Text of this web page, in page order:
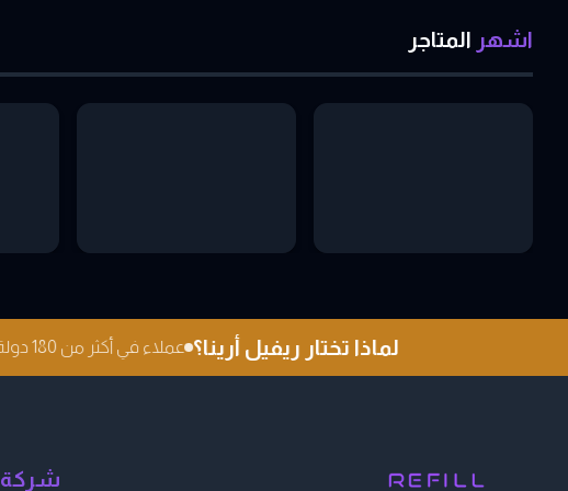
اشهر المتاجر
لماذا تختار ريفيل أرينا؟ عملاء في أكثر من 180 دولة
شركة